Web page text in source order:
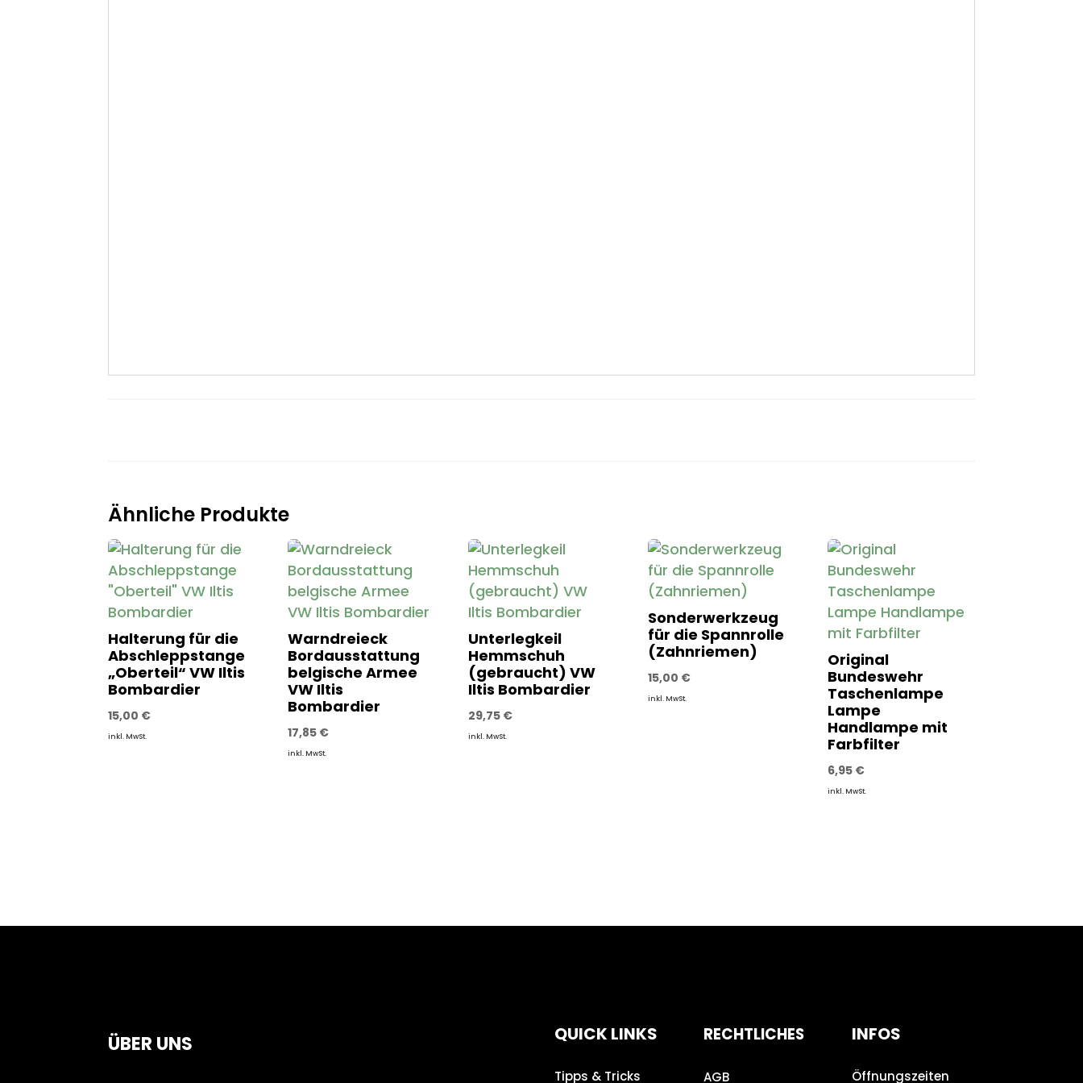
Ähnliche Produkte
Halterung für die
Abschleppstange
„Oberteil“ VW Iltis
Bombardier
15,00 €
inkl. MwSt.
Warndreieck
Bordausstattung
belgische Armee
VW Iltis
Bombardier
17,85 €
inkl. MwSt.
Unterlegkeil
Hemmschuh
(gebraucht) VW
Iltis Bombardier
29,75 €
inkl. MwSt.
Sonderwerkzeug
für die Spannrolle
(Zahnriemen)
15,00 €
inkl. MwSt.
Original
Bundeswehr
Taschenlampe
Lampe
Handlampe mit
Farbfilter
6,95 €
inkl. MwSt.
ÜBER UNS QUICK LINKS
Tipps & Tricks
RECHTLICHES
AGB
INFOS
Öffnungszeiten